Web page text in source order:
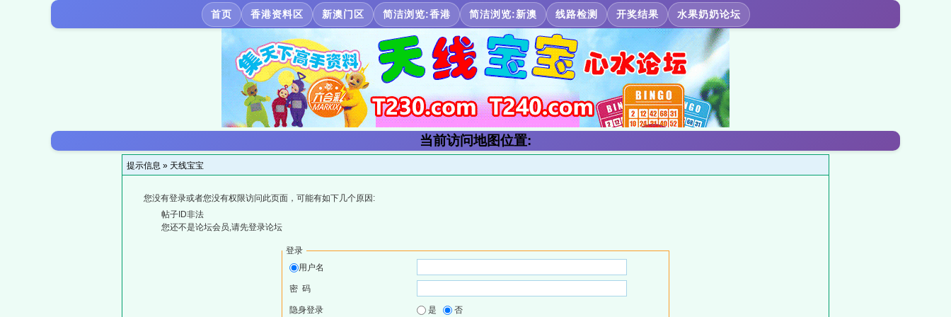
首页 香港资料区 新澳门区 简洁浏览:香港 简洁浏览:新澳 线路检测 开奖结果 水果奶奶论坛
当前访问地图位置:
提示信息 » 天线宝宝
您没有登录或者您没有权限访问此页面，可能有如下几个原因:
帖子ID非法
您还不是论坛会员,请先登录论坛
登录
用户名
密 码
隐身登录 是 否